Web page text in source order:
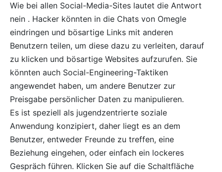
Wie bei allen Social-Media-Sites lautet die Antwort
nein . Hacker könnten in die Chats von Omegle
eindringen und bösartige Links mit anderen
Benutzern teilen, um diese dazu zu verleiten, darauf
zu klicken und bösartige Websites aufzurufen. Sie
könnten auch Social-Engineering-Taktiken
angewendet haben, um andere Benutzer zur
Preisgabe persönlicher Daten zu manipulieren.
Es ist speziell als jugendzentrierte soziale
Anwendung konzipiert, daher liegt es an dem
Benutzer, entweder Freunde zu treffen, eine
Beziehung eingehen, oder einfach ein lockeres
Gespräch führen. Klicken Sie auf die Schaltfläche